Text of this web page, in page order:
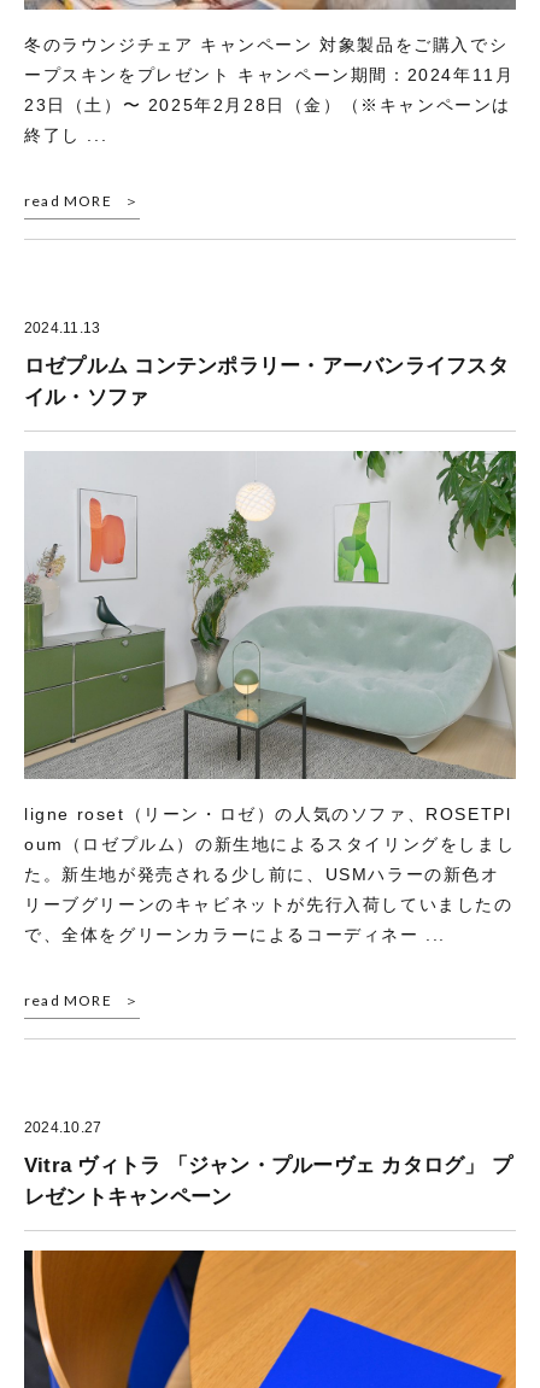
冬のラウンジチェア キャンペーン 対象製品をご購入でシ
ープスキンをプレゼント キャンペーン期間：2024年11月
23日（土）〜 2025年2月28日（金）（※キャンペーンは
終了し ...
read MORE
2024.11.13
ロゼプルム コンテンポラリー・アーバンライフスタ
イル・ソファ
ligne roset（リーン・ロゼ）の人気のソファ、ROSETPl
oum（ロゼプルム）の新生地によるスタイリングをしまし
た。新生地が発売される少し前に、USMハラーの新色オ
リーブグリーンのキャビネットが先行入荷していましたの
で、全体をグリーンカラーによるコーディネー ...
read MORE
2024.10.27
Vitra ヴィトラ 「ジャン・プルーヴェ カタログ」 プ
レゼントキャンペーン